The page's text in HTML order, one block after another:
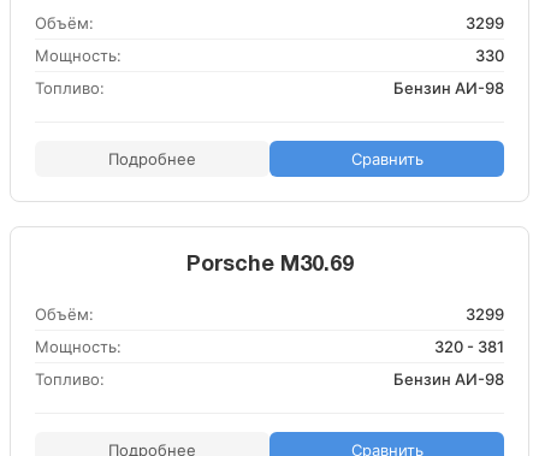
Объём:
3299
Мощность:
330
Топливо:
Бензин АИ-98
Подробнее Сравнить
Porsche M30.69
Объём:
3299
Мощность:
320 - 381
Топливо:
Бензин АИ-98
Подробнее Сравнить